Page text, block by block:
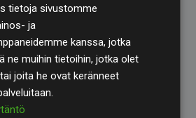
korkean laadun, todellisen
ja täyden läpinäkyvyyden. Lue
hankkeistatäältä.
tietoja sivustomme
ja
kanssa, jotka
ne muihin tietoihin, jotka olet
joita he ovat keränneet